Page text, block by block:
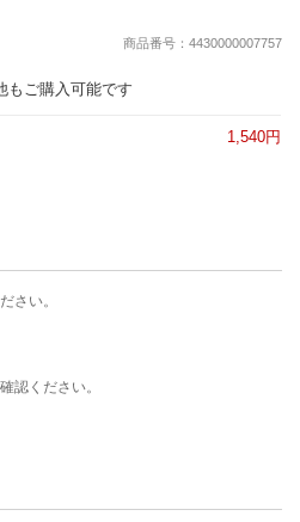
推し楽商品番号：4430000007757
もご購入可能です
1,540円
さい。
認ください。